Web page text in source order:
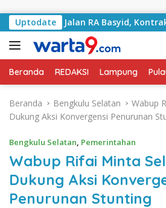
Uptodate
Jalan RA Basyid, Kontrak
Beranda REDAKSI Lampung
Beranda Bengkulu Selatan
Wabup
Dukung Aksi Konvergensi Penurunan
Bengkulu Selatan, Pemerintahan
Wabup Rifai Minta
Dukung Aksi
Penurunan Stunting